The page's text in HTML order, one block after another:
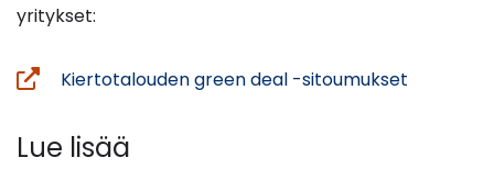
yritykset:
Kiertotalouden green deal -sitoumukset
Lue lisää